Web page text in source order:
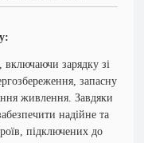
включаючи зарядку зі
запасну
живлення. Завдяки
надійне та
підключених до